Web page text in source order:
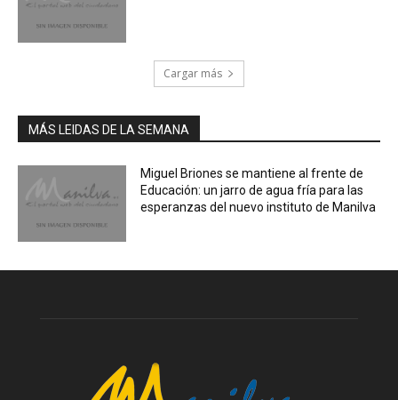
Cargar más
MÁS LEIDAS DE LA SEMANA
Miguel Briones se mantiene al frente de
Educación: un jarro de agua fría para las
esperanzas del nuevo instituto de Manilva